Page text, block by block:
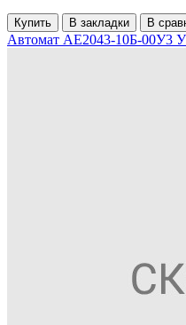
Купить В закладки В
Автомат АЕ2043-10Б-00У3